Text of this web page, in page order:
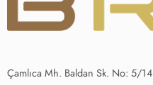
Çamlıca Mh. Baldan Sk. No: 5/14